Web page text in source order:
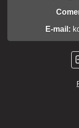
E-mail: